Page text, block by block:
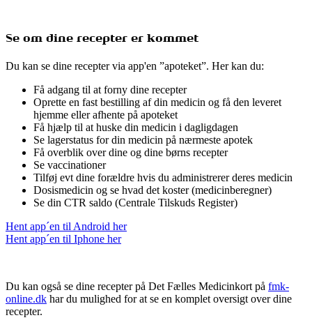
Se om dine recepter er kommet
Du kan se dine recepter via app'en ”apoteket”. Her kan du:
Få adgang til at forny dine recepter
Oprette en fast bestilling af din medicin og få den leveret
hjemme eller afhente på apoteket
Få hjælp til at huske din medicin i dagligdagen
Se lagerstatus for din medicin på nærmeste apotek
Få overblik over dine og dine børns recepter
Se vaccinationer
Tilføj evt dine forældre hvis du administrerer deres medicin
Dosismedicin og se hvad det koster (medicinberegner)
Se din CTR saldo (Centrale Tilskuds Register)
Hent app´en til Android her
Hent app´en til Iphone her
Du kan også se dine recepter på Det Fælles Medicinkort på fmk-
online.dk har du mulighed for at se en komplet oversigt over dine
recepter.